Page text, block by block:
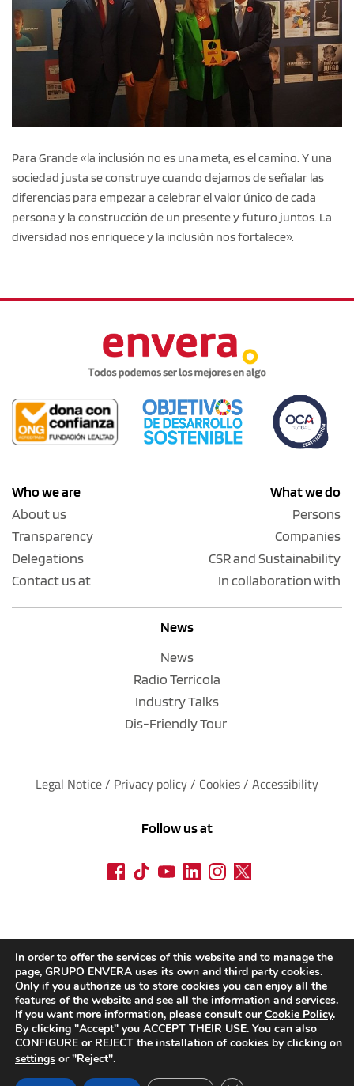
Para Grande «la inclusión no es una meta, es el camino. Y una
sociedad justa se construye cuando dejamos de señalar las
diferencias para empezar a celebrar el valor único de cada
persona y la construcción de un presente y futuro juntos. La
diversidad nos enriquece y la inclusión nos fortalece».
Who we are
About us
Transparency
Delegations
Contact us at
What we do
Persons
Companies
CSR and Sustainability
In collaboration with
News
News
Radio Terrícola
Industry Talks
Dis-Friendly Tour
Legal Notice / Privacy policy / Cookies / Accessibility
Follow us at
In order to offer the services of this website and to manage the
page, GRUPO ENVERA uses its own and third party cookies.
Only if you authorize us to store cookies you can enjoy all the
features of the website and see all the information and services.
If you want more information, please consult ourCookie Policy.
By clicking "Accept" you ACCEPT THEIR USE. You can also
CONFIGURE or REJECT the installation of cookies by clicking on
settings or "Reject".